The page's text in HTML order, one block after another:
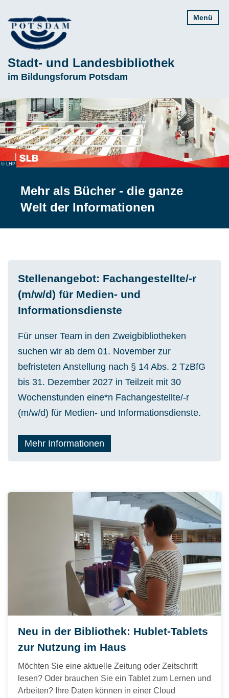
zum
Inhalt
Stadt- und Landesbibliothek
Subline
im Bildungsforum Potsdam
Menü
© LHP
Mehr als Bücher - die ganze
Welt der Informationen
Stellenangebot: Fachangestellte/-r
(m/w/d) für Medien- und
Informationsdienste
Für unser Team in den Zweigbibliotheken
suchen wir ab dem 01. November zur
befristeten Anstellung nach § 14 Abs. 2 TzBfG
bis 31. Dezember 2027 in Teilzeit mit 30
Wochenstunden eine*n Fachangestellte/-r
(m/w/d) für Medien- und Informationsdienste.
Mehr Informationen
Neu in der Bibliothek: Hublet-Tablets
zur Nutzung im Haus
Möchten Sie eine aktuelle Zeitung oder Zeitschrift
lesen? Oder brauchen Sie ein Tablet zum Lernen und
Arbeiten? Ihre Daten können in einer Cloud